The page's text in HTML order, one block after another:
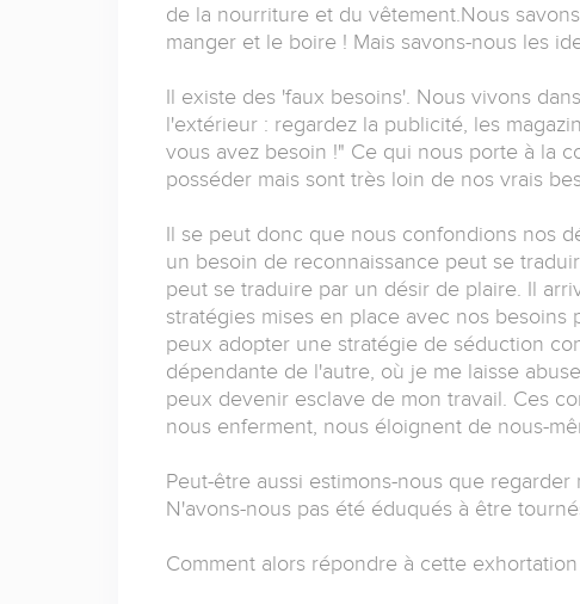
de la nourriture et du vêtement.Nous
manger et le boire ! Mais savons-nous les
Il existe des 'faux besoins'. Nous vivons
l'extérieur : regardez la publicité, les
vous avez besoin !" Ce qui nous porte à la
posséder mais sont très loin de nos vrais
Il se peut donc que nous confondions nos
un besoin de reconnaissance peut se
peut se traduire par un désir de plaire. Il
stratégies mises en place avec nos
peux adopter une stratégie de séduction
dépendante de l'autre, où je me laisse
peux devenir esclave de mon travail. Ces
nous enferment, nous éloignent de nous-
Peut-être aussi estimons-nous que
N'avons-nous pas été éduqués à être
Comment alors répondre à cette